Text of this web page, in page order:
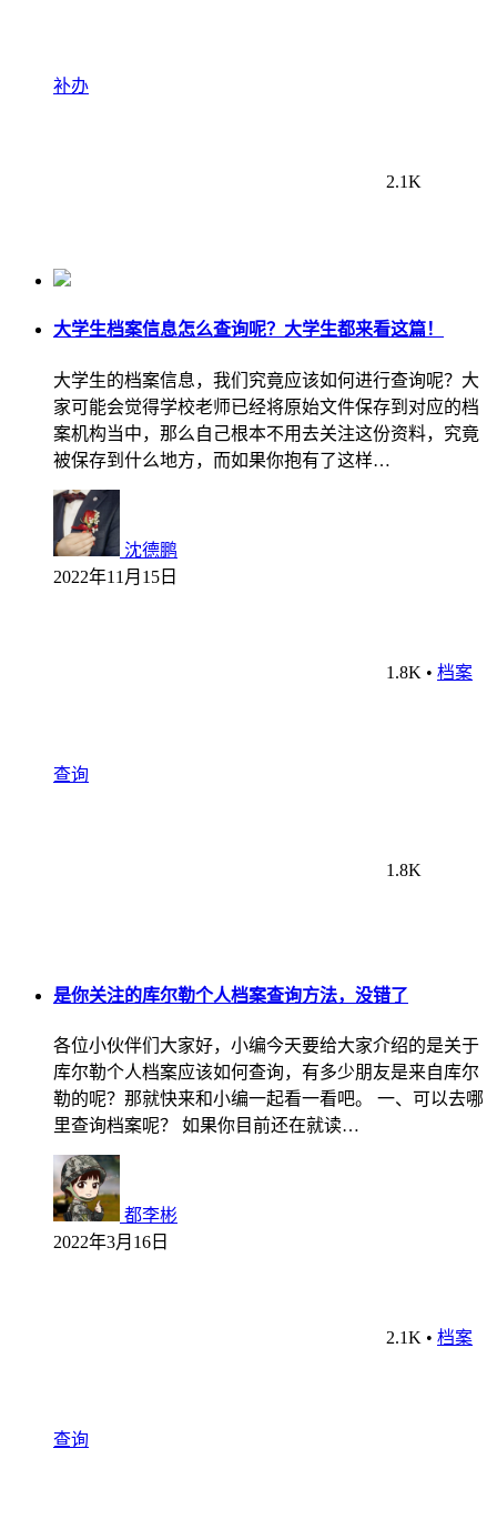
补办
2.1K
大学生档案信息怎么查询呢？大学生都来看这篇！
大学生的档案信息，我们究竟应该如何进行查询呢？大
家可能会觉得学校老师已经将原始文件保存到对应的档
案机构当中，那么自己根本不用去关注这份资料，究竟
被保存到什么地方，而如果你抱有了这样…
沈德鹏
2022年11月15日
1.8K • 档案
查询
1.8K
是你关注的库尔勒个人档案查询方法，没错了
各位小伙伴们大家好，小编今天要给大家介绍的是关于
库尔勒个人档案应该如何查询，有多少朋友是来自库尔
勒的呢？那就快来和小编一起看一看吧。 一、可以去哪
里查询档案呢？ 如果你目前还在就读…
都李彬
2022年3月16日
2.1K • 档案
查询